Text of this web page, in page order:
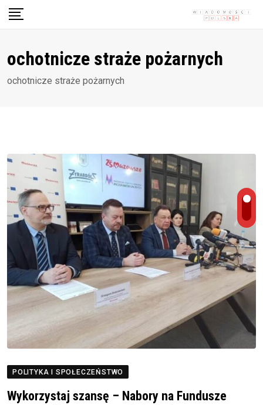
Skip
ochotnicze straże pożarnych
ochotnicze straże pożarnych
POLITYKA I SPOŁECZEŃSTWO
Wykorzystaj szansę – Nabory na Fundusze